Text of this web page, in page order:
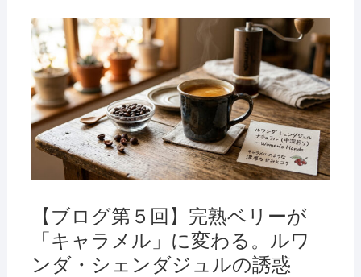
【ブログ第５回】完熟ベリーが
「キャラメル」に変わる。ルワ
ンダ・シェンダジュルの誘惑